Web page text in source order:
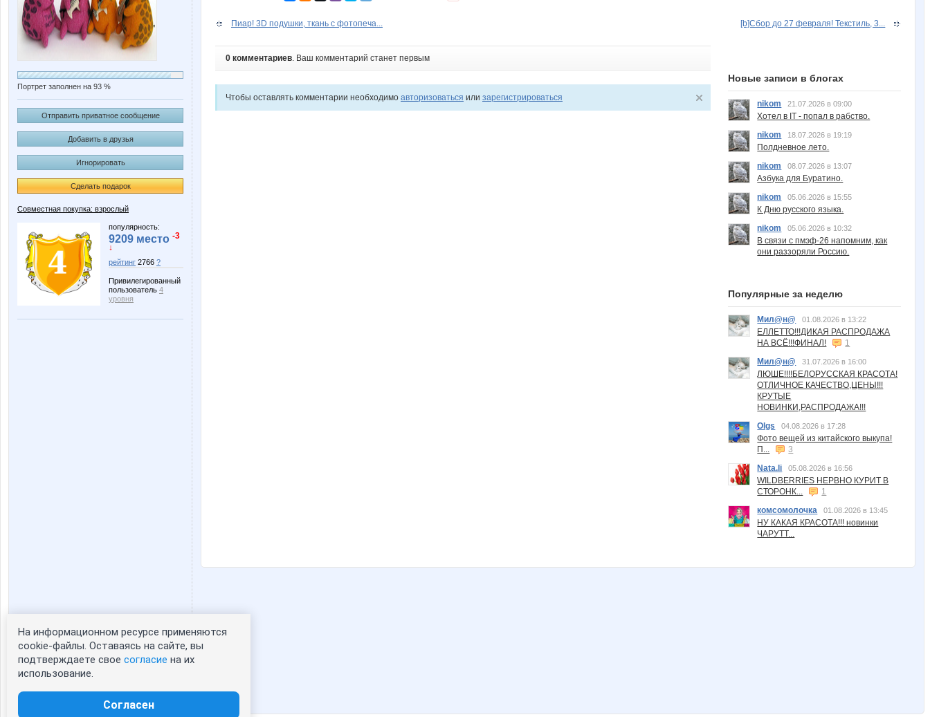
Портрет заполнен на 93 %
Отправить приватное сообщение
Добавить в друзья
Игнорировать
Сделать подарок
Совместная покупка: взрослый
популярность:
9209 место -3
↓
рейтинг 2766 ?
Привилегированный
пользователь 4
уровня
Статистика портрета:
сейчас просматривают портрет - 0
зарегистрированные пользователи
Пиар! 3D подушки, ткань с фотопеча... [b]Сбор до 27 февраля! Текстиль, 3...
0 комментариев. Ваш комментарий станет первым
Чтобы оставлять комментарии необходимо авторизоваться или зарегистрироваться
Новые записи в блогах
nikom 21.07.2026 в 09:00
Хотел в IT - попал в рабство.
nikom
18.07.2026 в 19:19
Полдневное лето.
nikom
08.07.2026 в 13:07
Азбука для Буратино.
nikom
05.06.2026 в 15:55
К Дню русского языка.
nikom
05.06.2026 в 10:32
В связи с пмэф-26 напомним, как
они раззоряли Россию.
Популярные за неделю
Мил@н@ 01.08.2026 в 13:22
ЕЛЛЕТТО!!!ДИКАЯ РАСПРОДАЖА
НА ВСЁ!!!ФИНАЛ!
1
Мил@н@
31.07.2026 в 16:00
ЛЮШЕ!!!!БЕЛОРУССКАЯ КРАСОТА!
ОТЛИЧНОЕ КАЧЕСТВО,ЦЕНЫ!!!
КРУТЫЕ
НОВИНКИ,РАСПРОДАЖА!!!
Olgs
04.08.2026 в 17:28
Фото вещей из китайского выкупа!
П...
3
Nata.li
05.08.2026 в 16:56
WILDBERRIES НЕРВНО КУРИТ В
СТОРОНК...
1
комсомолочка
01.08.2026 в 13:45
НУ КАКАЯ КРАСОТА!!! новинки
ЧАРУТТ...
На информационном ресурсе применяются
cookie-файлы. Оставаясь на сайте, вы
подтверждаете свое согласие на их
использование.
Согласен